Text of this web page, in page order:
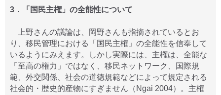
3．「国民主権」の全能性について
上野さんの議論は、岡野さんも指摘されているとお
り、移民管理における「国民主権」の全能性を信奉して
いるようにみえます。しかし実際には、主権は、全能な
「至高の権力」ではなく、移民ネットワーク、国際規
範、外交関係、社会の道徳規範などによって規定される
社会的・歴史的産物にすぎません（Ngai 2004）。主権